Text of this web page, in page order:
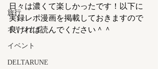
旅行
オリジナル
イベント
DELTARUNE
日々は濃くて楽しかったです！以下に
実録レポ漫画を掲載しておきますので
良ければ読んでください＾＾